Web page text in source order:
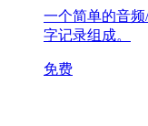
一个简单的音
字记录组成。
免费